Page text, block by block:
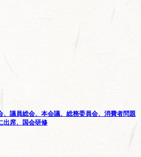
、議員総会、本会議、総務委員会、消費者問題
出席、国会研修